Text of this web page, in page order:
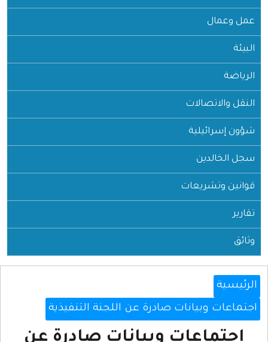
عمل وعمال
البيئة
الرياضة
النقل والاتصالات
شؤون إسرائيلية
سجل الخالدين
قوانين وتشريعات
تقارير
وثائق
الرئيسية
اجتماعات وبيانات صادرة عن اللجنة التنفيذية
اجتماعات وبيانات صادرة عن